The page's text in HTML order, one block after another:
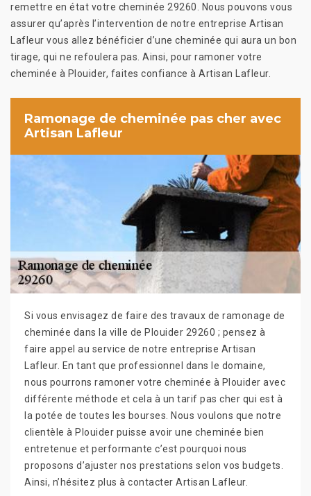
remettre en état votre cheminée 29260. Nous pouvons vous
assurer qu’après l’intervention de notre entreprise Artisan
Lafleur vous allez bénéficier d’une cheminée qui aura un bon
tirage, qui ne refoulera pas. Ainsi, pour ramoner votre
cheminée à Plouider, faites confiance à Artisan Lafleur.
Ramonage de cheminée pas cher avec
Artisan Lafleur
Si vous envisagez de faire des travaux de ramonage de
cheminée dans la ville de Plouider 29260 ; pensez à
faire appel au service de notre entreprise Artisan
Lafleur. En tant que professionnel dans le domaine,
nous pourrons ramoner votre cheminée à Plouider avec
différente méthode et cela à un tarif pas cher qui est à
la potée de toutes les bourses. Nous voulons que notre
clientèle à Plouider puisse avoir une cheminée bien
entretenue et performante c’est pourquoi nous
proposons d’ajuster nos prestations selon vos budgets.
Ainsi, n’hésitez plus à contacter Artisan Lafleur.